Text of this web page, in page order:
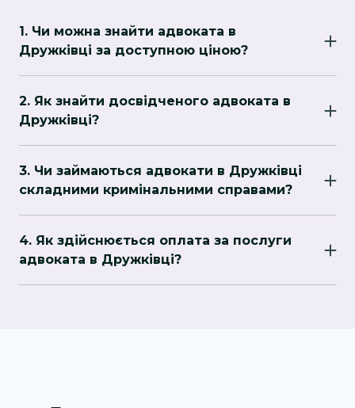
1. Чи можна знайти адвоката в
Дружківці за доступною ціною?
таких як Київ. Однак варто звертати увагу на
досвід і спеціалізацію адвоката, оскільки на
вартість послуг впливає складність справи.
2. Як знайти досвідченого адвоката в
Дружківці?
спеціалізованих форумах та сайтах. Також
можна звернутися до місцевих адвокатських
об'єднань або асоціацій.
3. Чи займаються адвокати в Дружківці
складними кримінальними справами?
захистом прав обвинувачених осіб.
4. Як здійснюється оплата за послуги
адвоката в Дружківці?